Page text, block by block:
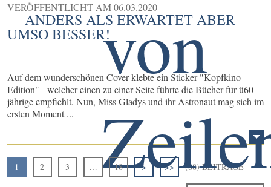
VERÖFFENTLICHT AM06.03.2020
ANDERS ALS ERWARTET ABER
UMSO BESSER!
Auf dem wunderschönen Cover klebte ein Sticker "Kopfkino
Edition" - welcher einen zu einer Seite führte die Bücher für ü60-
jährige empfiehlt. Nun, Miss Gladys und ihr Astronaut mag sich im
ersten Moment ...
1 2 3 … 18 > >> (88) BEITRÄGE